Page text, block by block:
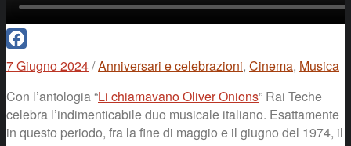
Facebook
7 Giugno 2024/Anniversari e celebrazioni, Cinema, Musica
Con l’antologia “Li chiamavano Oliver Onions” Rai Teche
celebra l’indimenticabile duo musicale italiano. Esattamente
in questo periodo, fra la fine di maggio e il giugno del 1974, il